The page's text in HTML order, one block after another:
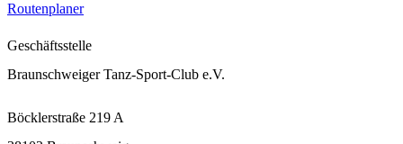
Routenplaner
Geschäftsstelle
Braunschweiger Tanz-Sport-Club e.V.
Böcklerstraße 219 A